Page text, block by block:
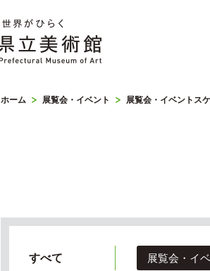
ホーム 展覧会・イベント 展覧会・イベントス
すべて 展覧会・イ